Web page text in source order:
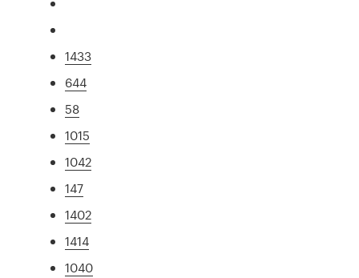
1433
644
58
1015
1042
147
1402
1414
1040